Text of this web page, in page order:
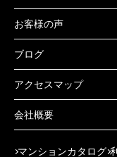
お客様の声
ブログ
アクセスマップ
会社概要
マンションカタログ